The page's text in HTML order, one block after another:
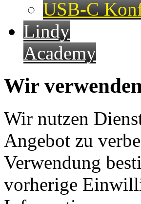
USB-C
Lindy
Academy
Wir
Wir nutzen
Angebot zu
Verwendung
vorherige